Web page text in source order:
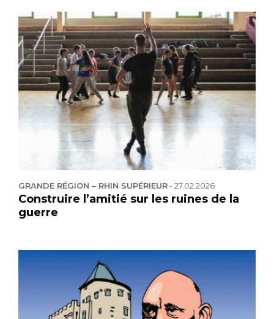
GRANDE RÉGION – RHIN SUPÉRIEUR-27.02.2026
Construire l’amitié sur les ruines de la
guerre